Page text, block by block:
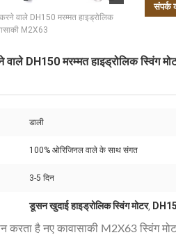
वाले DH150 मरम्मत हाइड्रोलिक
M2X63
संपर्क
DH150 मरम्मत हाइड्रोलिक स्विंग
डाली
100% ओरिजिनल वाले के साथ संगत
3-5 दिन
डूसन खुदाई हाइड्रोलिक स्विंग मोटर,
करता है नए कावासाकी M2X63 स्विंग